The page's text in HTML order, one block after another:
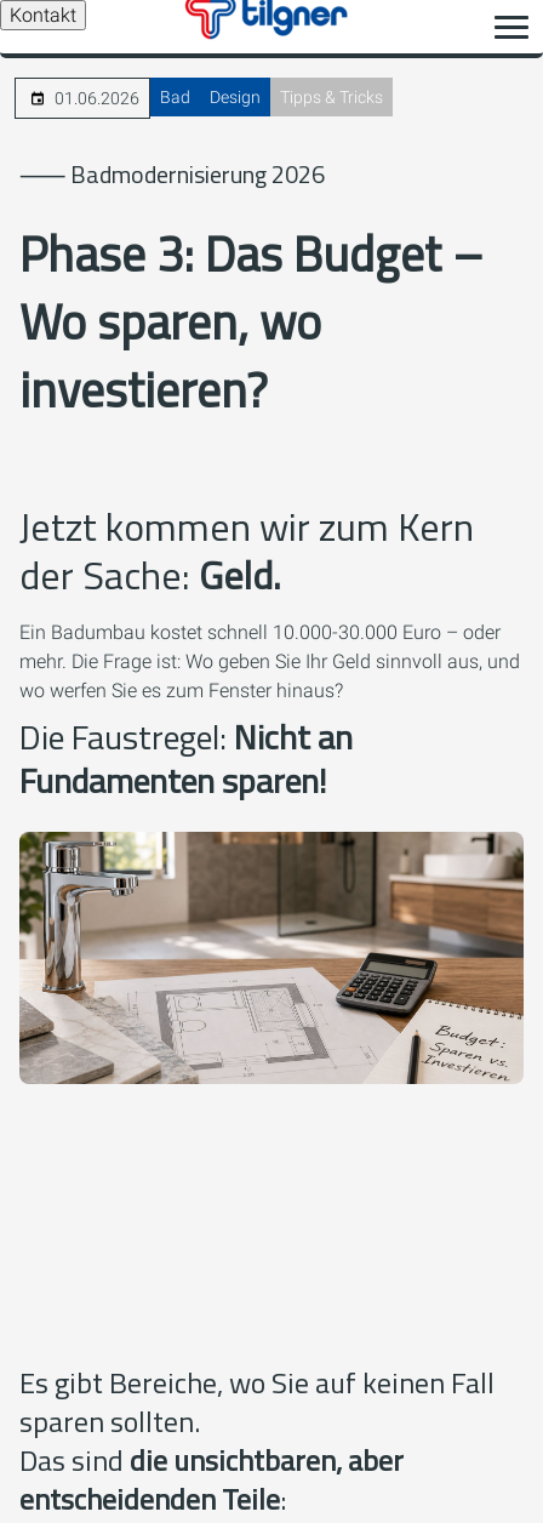
Kontakt
01.06.2026 Bad Design Tipps & Tricks
⸺ Badmodernisierung 2026
Phase 3: Das Budget –
Wo sparen, wo
investieren?
Jetzt kommen wir zum Kern
der Sache: Geld.
Ein Badumbau kostet schnell 10.000-30.000 Euro – oder
mehr. Die Frage ist: Wo geben Sie Ihr Geld sinnvoll aus, und
wo werfen Sie es zum Fenster hinaus?
Die Faustregel: Nicht an
Fundamenten sparen!
Es gibt Bereiche, wo Sie auf keinen Fall
sparen sollten.
Das sind die unsichtbaren, aber
entscheidenden Teile: